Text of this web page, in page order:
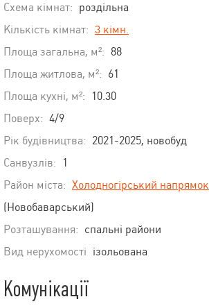
Схема кімнат: роздільна
Кількість кімнат: 3 кімн.
Площа загальна, м²: 88
Площа житлова, м²: 61
Площа кухні, м²:
10.30
Поверх: 4/9
Рік будівництва: 2021-2025, новобуд
Санвузлів:
1
Район міста: Холодногірський напрямок
(Новобаварський)
Розташування: спальні райони
Вид нерухомості ізольована
Комунікації